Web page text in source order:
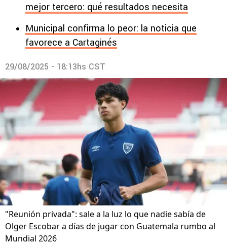
mejor tercero: qué resultados necesita
Municipal confirma lo peor: la noticia que
favorece a Cartaginés
29/08/2025 - 18:13hs CST
"Reunión privada": sale a la luz lo que nadie sabía de
Olger Escobar a días de jugar con Guatemala rumbo al
Mundial 2026